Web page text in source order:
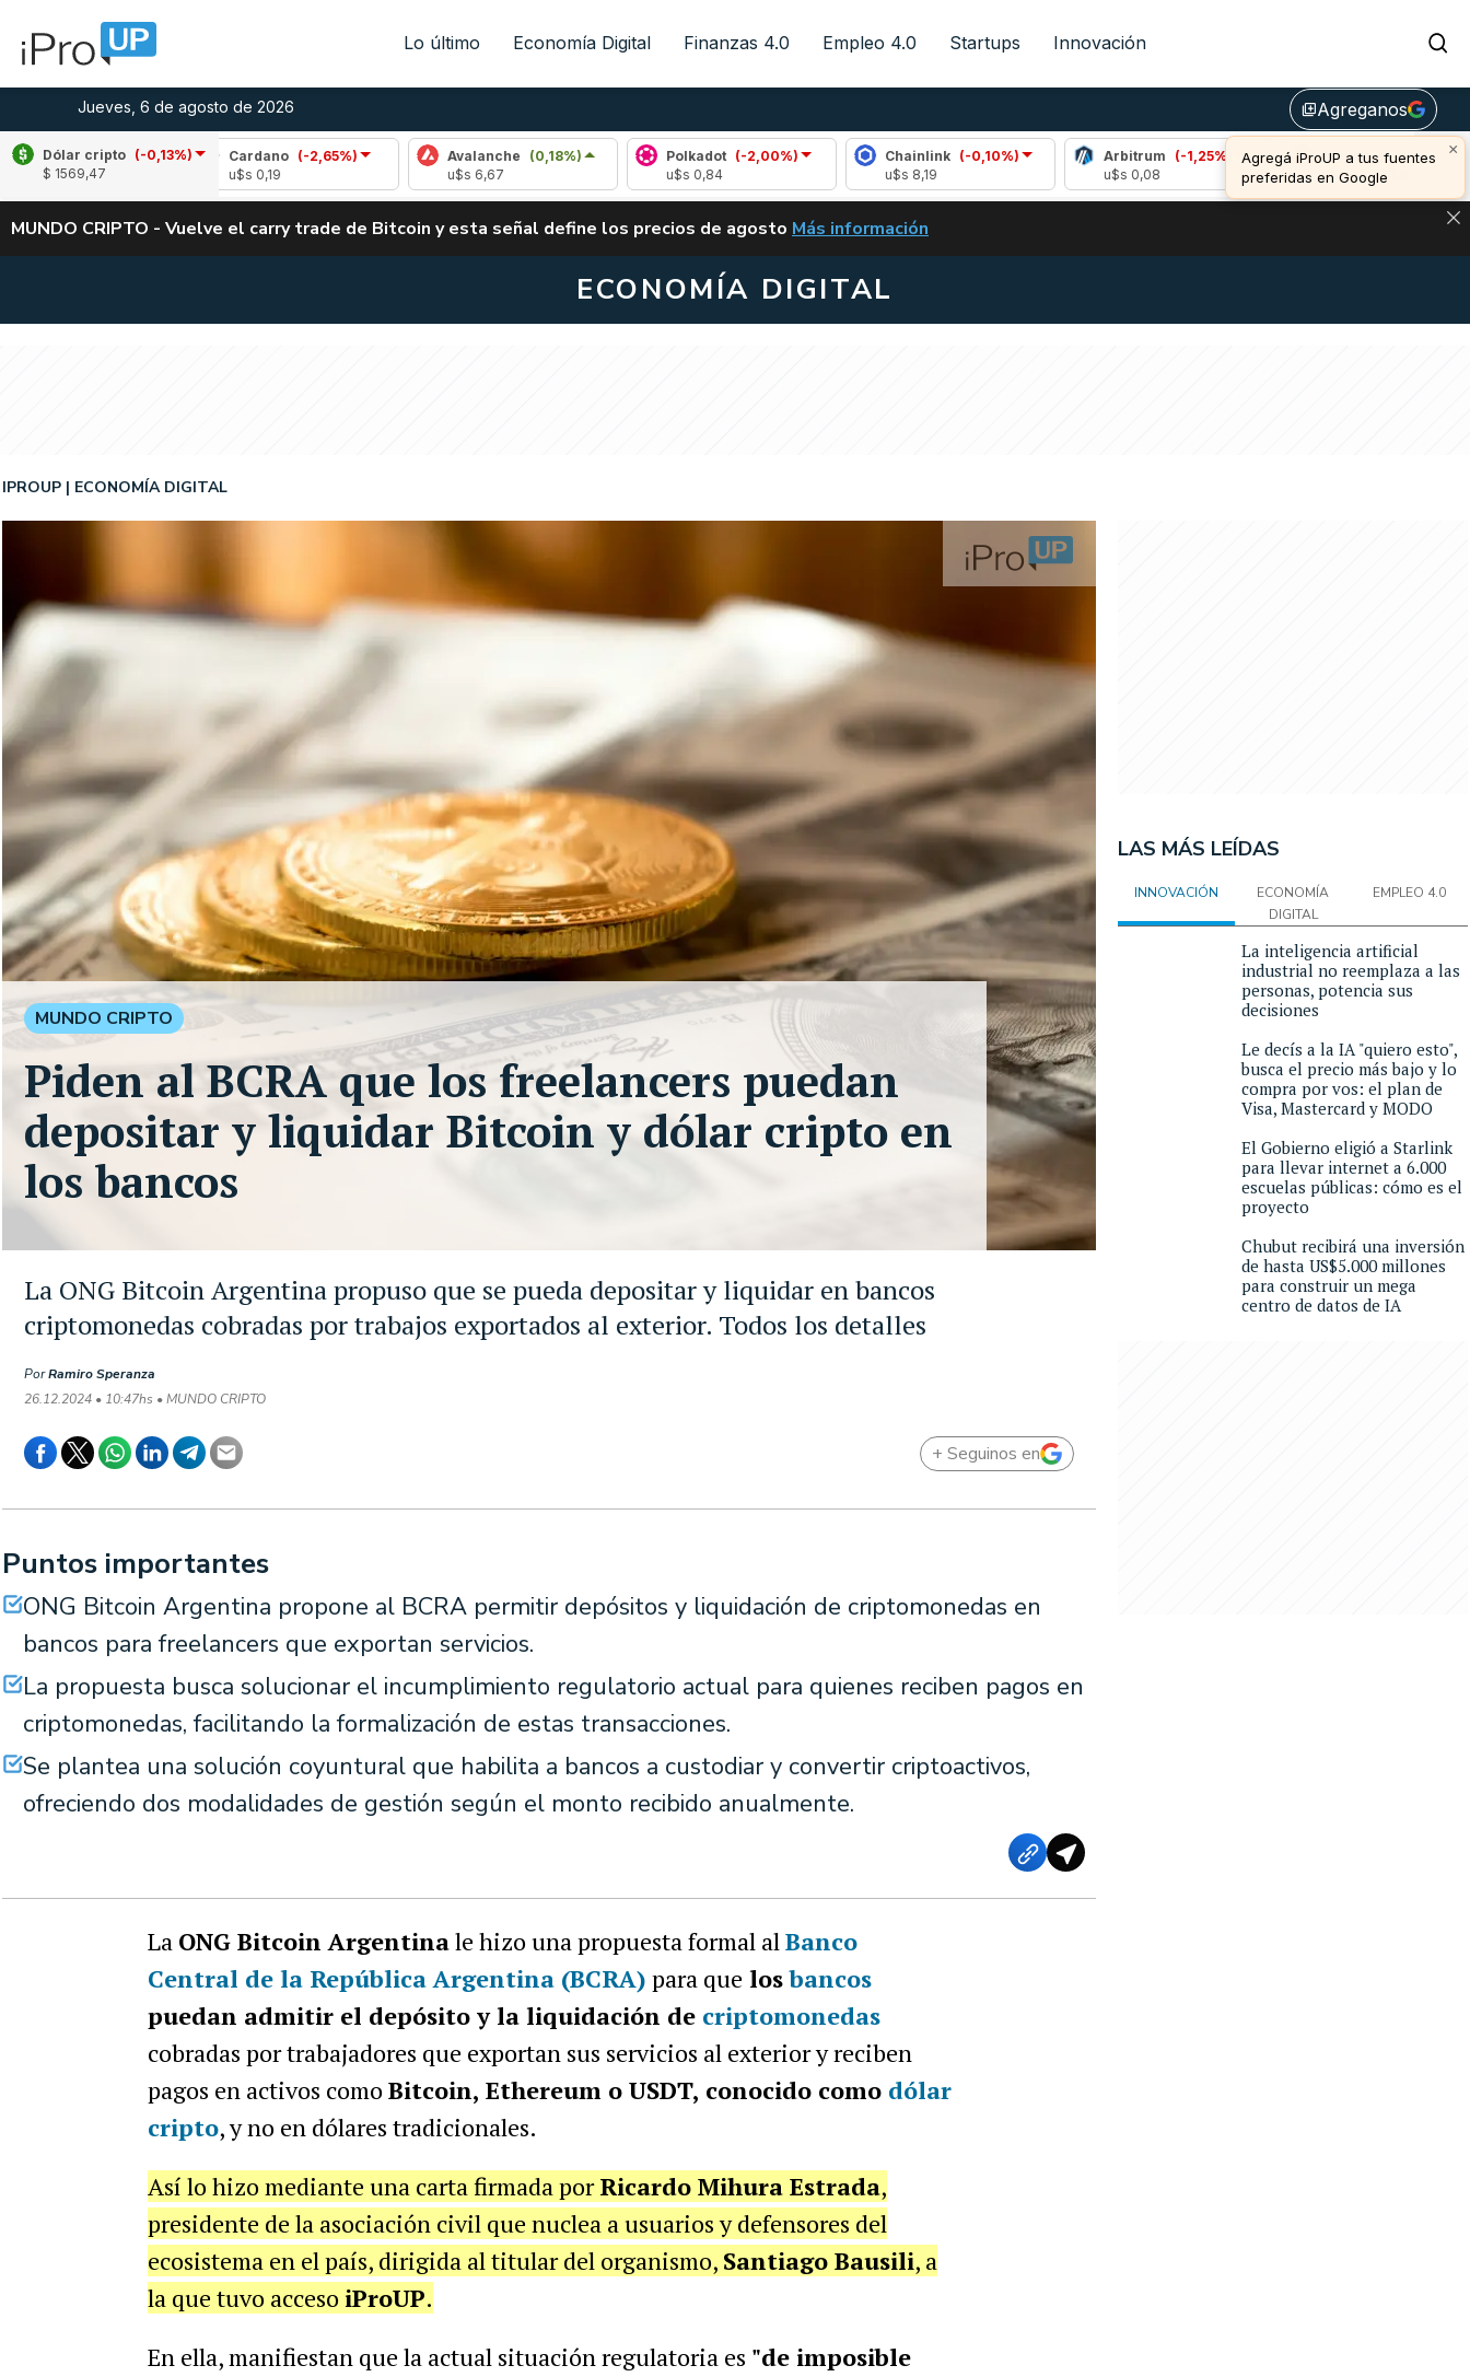
Lo último Economía Digital Finanzas 4.0 Empleo 4.0 Startups Innovación
Jueves, 6 de agosto de 2026 library_addAgreganos
×
Agregá iProUP a tus fuentes
preferidas en Google
Dólar cripto (-0,13%)
$ 1569,47
Cardano
(-2,65%)
Avalanche (0,18%)
Polkadot
(-2,00%)
Chainlink
(-0,10%)
Arbitrum (-1,25%)
Bitcoin (1,12%)
u$s 64.833,00
ALERTA
MUNDO CRIPTO - Vuelve el carry trade de Bitcoin y esta señal define los precios de agosto VUELVE EL CARRY TRADE DE BITCOIN Y ESTA SEÑAL DEFINE LOS PRECIOS DE
Más información
ECONOMÍA DIGITAL
La ONG Bitcoin Argentina propuso que se pueda depositar y liquidar en bancos
criptomonedas cobradas por trabajos exportados al exterior. Todos los detalles
IPROUP ECONOMÍA DIGITAL
PorRamiro Speranza
26.12.2024 • 10:47hs • MUNDO CRIPTO
MUNDO CRIPTO
Piden al BCRA que los freelancers puedan
depositar y liquidar Bitcoin y dólar cripto en
los bancos
+ Seguinos en
Puntos importantes
ONG Bitcoin Argentina propone al BCRA permitir depósitos y liquidación de criptomonedas en
bancos para freelancers que exportan servicios.
La propuesta busca solucionar el incumplimiento regulatorio actual para quienes reciben pagos en
criptomonedas, facilitando la formalización de estas transacciones.
Se plantea una solución coyuntural que habilita a bancos a custodiar y convertir criptoactivos,
ofreciendo dos modalidades de gestión según el monto recibido anualmente.
La ONG Bitcoin Argentinale hizo una propuesta formal alBanco
Central de la República Argentina (BCRA) para que losbancos
puedan admitir el depósito y la liquidación de criptomonedas
cobradas por trabajadores que exportan sus servicios al exterior y reciben
pagos en activos como Bitcoin, Ethereum o USDT, conocido como dólar
cripto, y no en dólares tradicionales.
Así lo hizo mediante una carta firmada porRicardo Mihura Estrada,
presidente de la asociación civil que nuclea a usuarios y defensores del
ecosistema en el país, dirigida al titular del organismo, Santiago Bausili, a
la que tuvo acceso iProUP.
En ella, manifiestan que la actual situación regulatoria es "de imposible
LAS MÁS LEÍDAS
INNOVACIÓN
ECONOMÍA
DIGITAL
EMPLEO 4.0
La inteligencia artificial
industrial no reemplaza a las
personas, potencia sus
decisiones
Le decís a la IA "quiero esto",
busca el precio más bajo y lo
compra por vos: el plan de
Visa, Mastercard y MODO
El Gobierno eligió a Starlink
para llevar internet a 6.000
escuelas públicas: cómo es el
proyecto
Chubut recibirá una inversión
de hasta US$5.000 millones
para construir un mega
centro de datos de IA